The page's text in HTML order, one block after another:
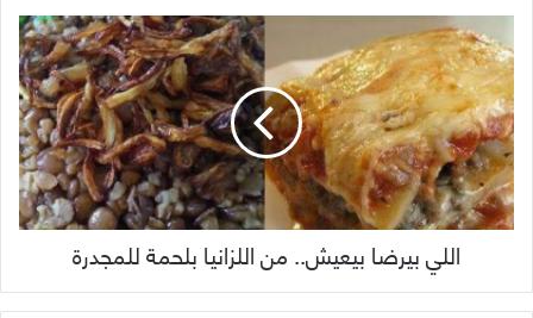
اللي بيرضا بيعيش.. من اللزانيا بلحمة للمجدرة